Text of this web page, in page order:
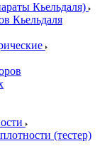
Кьельдаля)
Кьельдаля
(тестер)